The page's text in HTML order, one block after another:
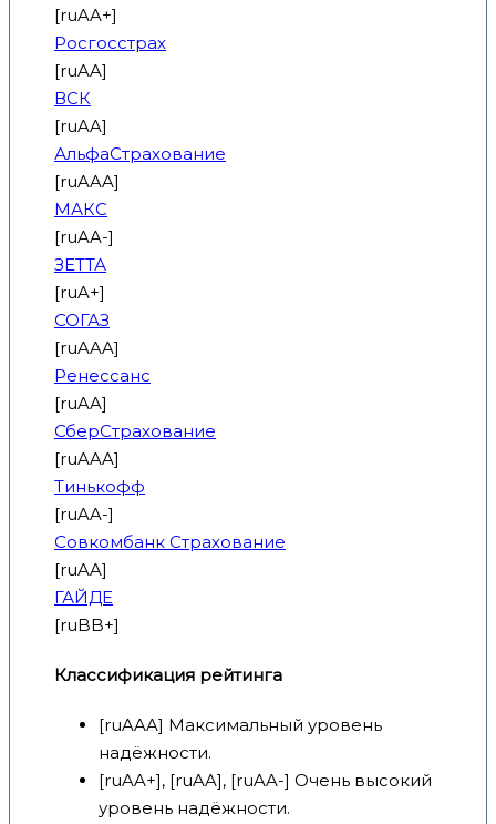
[ruAA+]
Росгосстрах
[ruAA]
ВСК
[ruAA]
АльфаСтрахование
[ruAAA]
МАКС
[ruAA-]
ЗЕТТА
[ruA+]
СОГАЗ
[ruAAA]
Ренессанс
[ruAA]
СберСтрахование
[ruAAA]
Тинькофф
[ruAA-]
Совкомбанк Страхование
[ruAA]
ГАЙДЕ
[ruBB+]
Классификация рейтинга
[ruAAA] Максимальный уровень
надёжности.
[ruAA+], [ruAA], [ruAA-] Очень высокий
уровень надёжности.